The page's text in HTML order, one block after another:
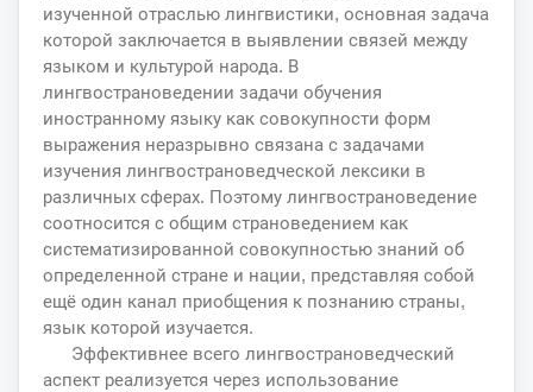
изученной отраслью лингвистики, основная задача
которой заключается в выявлении связей между
языком и культурой народа. В
лингвострановедении задачи обучения
иностранному языку как совокупности форм
выражения неразрывно связана с задачами
изучения лингвострановедческой лексики в
различных сферах. Поэтому лингвострановедение
соотносится с общим страноведением как
систематизированной совокупностью знаний об
определенной стране и нации, представляя собой
ещё один канал приобщения к познанию страны,
язык которой изучается.
Эффективнее всего лингвострановедческий
аспект реализуется через использование